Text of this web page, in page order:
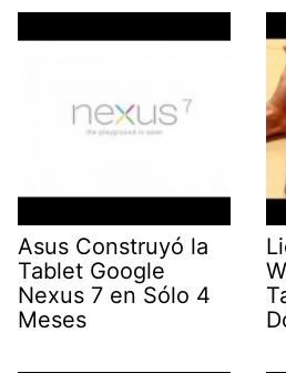
Asus Construyó la
Tablet Google
Nexus 7 en Sólo 4
Meses